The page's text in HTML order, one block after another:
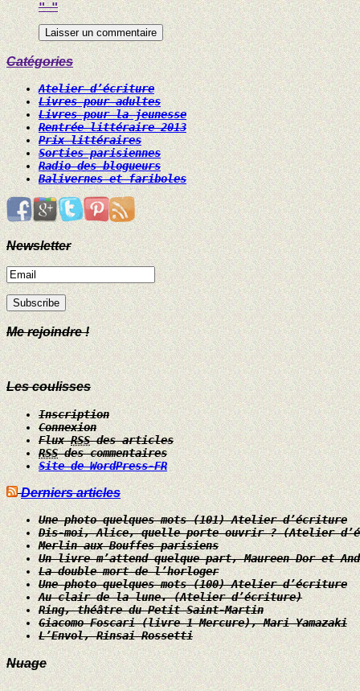
Catégories
Atelier d’écriture
Livres pour adultes
Livres pour la jeunesse
Rentrée littéraire 2013
Prix littéraires
Sorties parisiennes
Radio des blogueurs
Balivernes et fariboles
Newsletter
Me rejoindre !
Les coulisses
Inscription
Connexion
FluxRSSdes articles
RSSdes commentaires
Site de WordPress-FR
Derniers articles
Une photo quelques mots (101) Atelier d’écriture
Dis-moi, Alice, quelle porte ouvrir ? (Atelier
Merlin aux Bouffes parisiens
Un livre m’attend quelque part, Maureen Dor et
La double mort de l’horloger
Une photo quelques mots (100) Atelier d’écriture
Au clair de la lune. (Atelier d’écriture)
Ring, théâtre du Petit Saint-Martin
Giacomo Foscari (livre 1 Mercure), Mari Yamazaki
L’Envol, Rinsai Rossetti
Nuage